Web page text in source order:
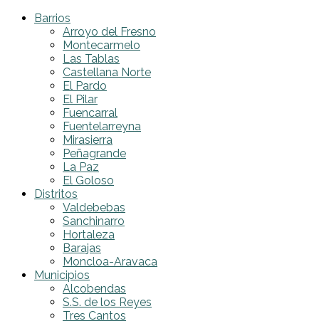
Barrios
Arroyo del Fresno
Montecarmelo
Las Tablas
Castellana Norte
El Pardo
El Pilar
Fuencarral
Fuentelarreyna
Mirasierra
Peñagrande
La Paz
El Goloso
Distritos
Valdebebas
Sanchinarro
Hortaleza
Barajas
Moncloa-Aravaca
Municipios
Alcobendas
S.S. de los Reyes
Tres Cantos